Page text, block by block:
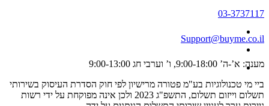
03-3737117
Support@buyme.co.il
מענה: א’-ה’ 9:00-18:00, ו’ וערבי חג 9:00-13:00
ביי מי טכנולוגיות בע"מ פטורה מרישיון לפי חוק הסדרת העיסוק בשירותי
תשלום וייזום תשלום, התשפ"ג 2023 ולכן אינה מפוקחת על ידי רשות